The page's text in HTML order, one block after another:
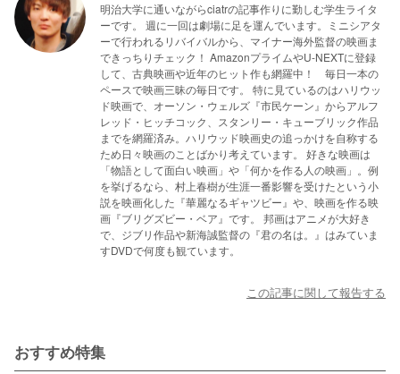
明治大学に通いながらciatrの記事作りに勤しむ学生ライタ
ーです。 週に一回は劇場に足を運んでいます。ミニシアタ
ーで行われるリバイバルから、マイナー海外監督の映画ま
できっちりチェック！ AmazonプライムやU-NEXTに登録
して、古典映画や近年のヒット作も網羅中！ 毎日一本の
ペースで映画三昧の毎日です。 特に見ているのはハリウッ
ド映画で、オーソン・ウェルズ『市民ケーン』からアルフ
レッド・ヒッチコック、スタンリー・キューブリック作品
までを網羅済み。ハリウッド映画史の追っかけを自称する
ため日々映画のことばかり考えています。 好きな映画は
「物語として面白い映画」や「何かを作る人の映画」。例
を挙げるなら、村上春樹が生涯一番影響を受けたという小
説を映画化した『華麗なるギャツビー』や、映画を作る映
画『ブリグズビー・ベア』です。 邦画はアニメが大好き
で、ジブリ作品や新海誠監督の『君の名は。』はみていま
すDVDで何度も観ています。
この記事に関して報告する
おすすめ特集